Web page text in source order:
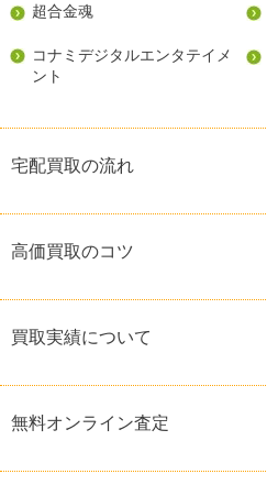
超合金魂
コナミデジタルエンタテイメ
ント
宅配買取の流れ
高価買取のコツ
買取実績について
無料オンライン査定